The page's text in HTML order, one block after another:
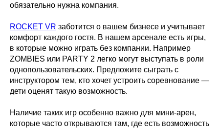
обязательно нужна компания.
ROCKET VR заботится о вашем бизнесе и учитывает
комфорт каждого гостя. В нашем арсенале есть игры,
в которые можно играть без компании. Например
ZOMBIES или PARTY 2 легко могут выступать в роли
однопользовательских. Предложите сыграть с
инструктором тем, кто хочет устроить соревнование —
дети оценят такую возможность.
Наличие таких игр особенно важно для мини-арен,
которые часто открываются там, где есть возможность